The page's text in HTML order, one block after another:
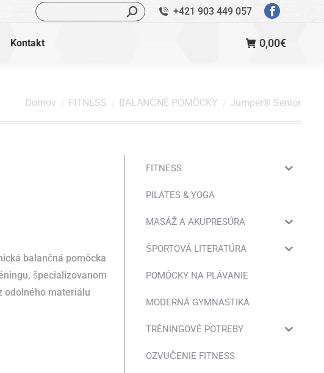
Vyhľadávanie: +421 903 449 057
otvorí
okne
Kontakt 0,00€
Nachádzate sa tu:
Domov FITNESS BALANČNÉ POMÔCKY Jumper® Senior
balančná pomôcka
špecializovanom
odolného materiálu
FITNESS
PILATES & YOGA
MASÁŽ A AKUPRESÚRA
ŠPORTOVÁ LITERATÚRA
POMÔCKY NA PLÁVANIE
MODERNÁ GYMNASTIKA
TRÉNINGOVÉ POTREBY
OZVUČENIE FITNESS